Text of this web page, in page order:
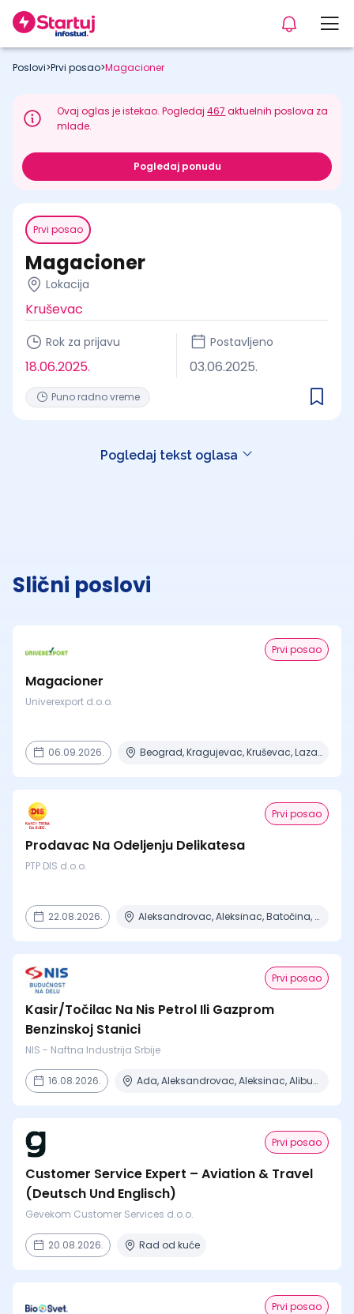
Poslovi>Prvi posao>Magacioner
Ovaj oglas je istekao. Pogledaj467 aktuelnih poslova za
mlade.
Pogledaj ponudu
Prvi posao
Magacioner
Lokacija
Kruševac
Rok za prijavu
18.06.2025.
Postavljeno
03.06.2025.
Puno radno vreme
Pogledaj tekst oglasa
Slični poslovi
Prvi posao
Magacioner
Univerexport d.o.o.
06.09.2026. Beograd, Kragujevac, Kruševac, Lazarevac, Mladenovac + 2 mesta
Prvi posao
Prodavac Na Odeljenju Delikatesa
PTP DIS d.o.o.
22.08.2026. Aleksandrovac, Aleksinac, Batočina, Beograd, Čačak + 15 mesta
Prvi posao
Kasir/Točilac Na Nis Petrol Ili Gazprom
Benzinskoj Stanici
NIS - Naftna Industrija Srbije
16.08.2026. Ada, Aleksandrovac, Aleksinac, Alibunar, Apatin + 206 mesta
Prvi posao
Customer Service Expert – Aviation & Travel
(Deutsch Und Englisch)
Gevekom Customer Services d.o.o.
20.08.2026. Rad od kuće
Prvi posao